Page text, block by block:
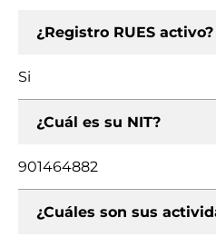
¿Registro RUES activo?
Si
¿Cuál es su NIT?
901464882
¿Cuáles son sus